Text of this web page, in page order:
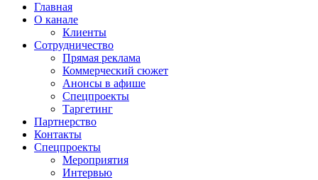
Главная
О канале
Клиенты
Сотрудничество
Прямая реклама
Коммерческий сюжет
Анонсы в афише
Cпецпроекты
Таргетинг
Партнерство
Контакты
Спецпроекты
Мероприятия
Интервью